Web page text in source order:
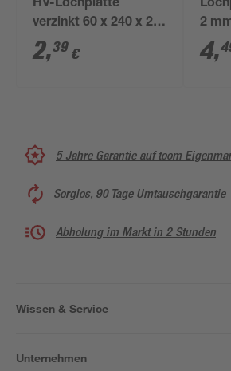
HV-Lochplatte
verzinkt 60 x 240 x 2
mm
2,39 €
2
4,
5 Jahre Garantie auf toom
Sorglos, 90 Tage Umtauschgarantie
Abholung im Markt in 2 Stunden
Wissen & Service
Unternehmen